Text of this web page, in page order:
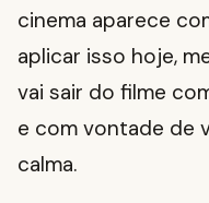
cinema aparece
aplicar isso hoje,
vai sair do filme
e com vontade de
calma.